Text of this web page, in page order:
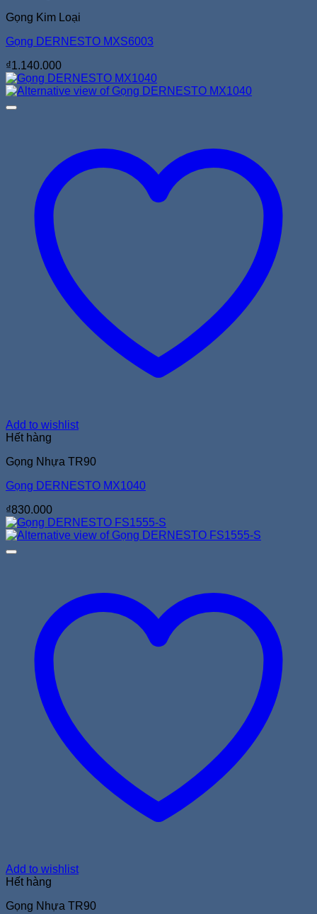
Gọng Kim Loại
Gọng DERNESTO MXS6003
₫1.140.000
Add to wishlist
Hết hàng
Gọng Nhựa TR90
Gọng DERNESTO MX1040
₫830.000
Add to wishlist
Hết hàng
Gọng Nhựa TR90